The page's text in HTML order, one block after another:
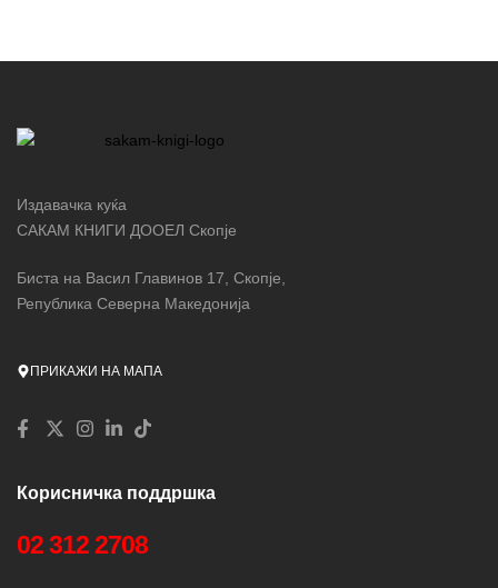
Издавачка куќа
САКАМ КНИГИ ДООЕЛ Скопје
Биста на Васил Главинов 17, Скопје,
Република Северна Македонија
ПРИКАЖИ НА МАПА
Корисничка поддршка
02 312 2708